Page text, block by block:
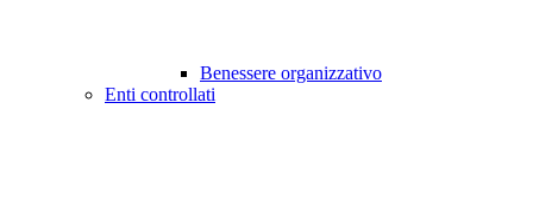
Benessere organizzativo
Enti controllati